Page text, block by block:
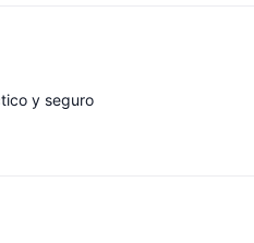
y seguro